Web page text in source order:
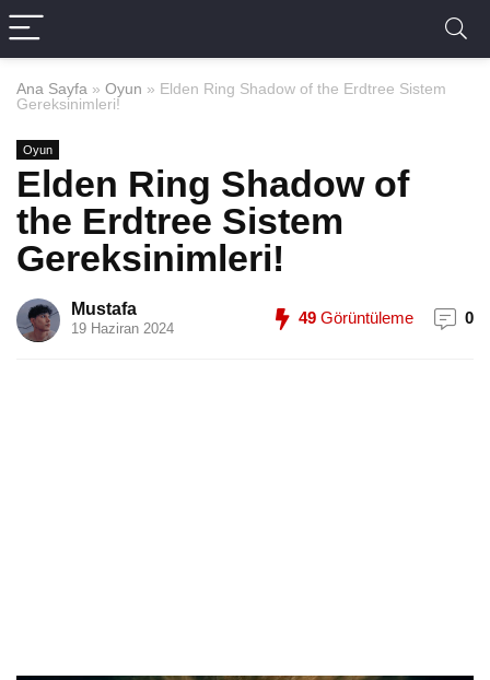
Ana Sayfa » Oyun » Elden Ring Shadow of the Erdtree Sistem
Gereksinimleri!
Oyun
Elden Ring Shadow of
the Erdtree Sistem
Gereksinimleri!
Mustafa
19 Haziran 2024
49 Görüntüleme 0